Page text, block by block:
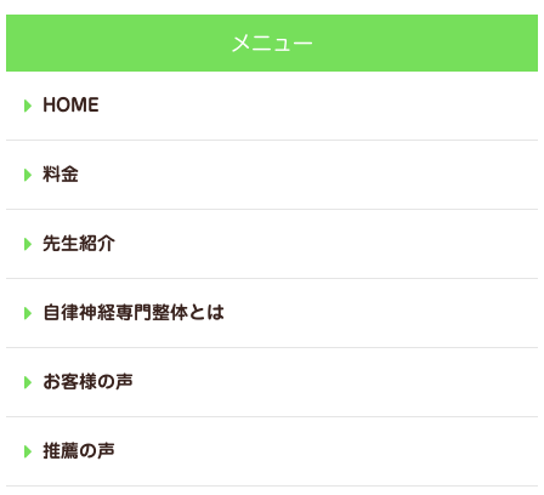
メニュー
HOME
料金
先生紹介
自律神経専門整体とは
お客様の声
推薦の声